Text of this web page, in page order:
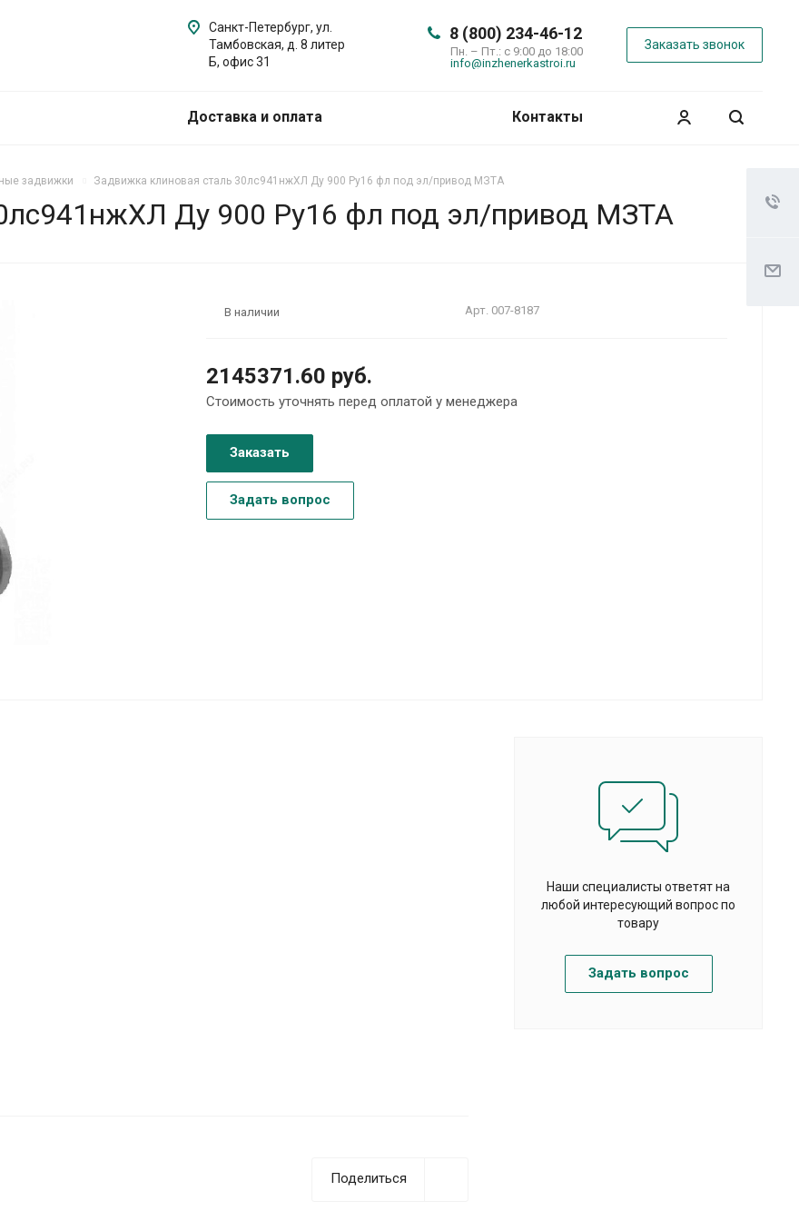
8 (800) 234-46-12
Пн. – Пт.: с 9:00 до 18:00
info@inzhenerkastroi.ru
Заказать звонок
Санкт-Петербург, ул.
Тамбовская, д. 8 литер
Б, офис 31
Доставка и оплата Контакты
задвижки Задвижка клиновая сталь 30лс941нжХЛ Ду 900 Ру16 фл под эл/привод МЗТА
Ду 900 Ру16 фл под эл/привод МЗТА
В наличии Арт. 007-8187
2145371.60 руб.
Стоимость уточнять перед оплатой у менеджера
Заказать
Задать вопрос
Наши специалисты ответят на
любой интересующий вопрос по
товару
Задать вопрос
Поделиться